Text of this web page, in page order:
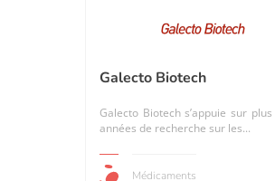
Galecto Biotech
Galecto Biotech s’appuie sur
années de recherche sur les...
Médicaments